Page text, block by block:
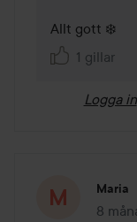
Allt gott ❄️
1 gillar
Logga in
Maria
8